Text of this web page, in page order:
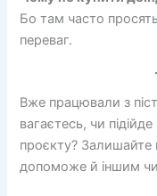
Бо там часто
переваг.
Вже працювали з
вагаєтесь, чи
проєкту?
допоможе й іншим